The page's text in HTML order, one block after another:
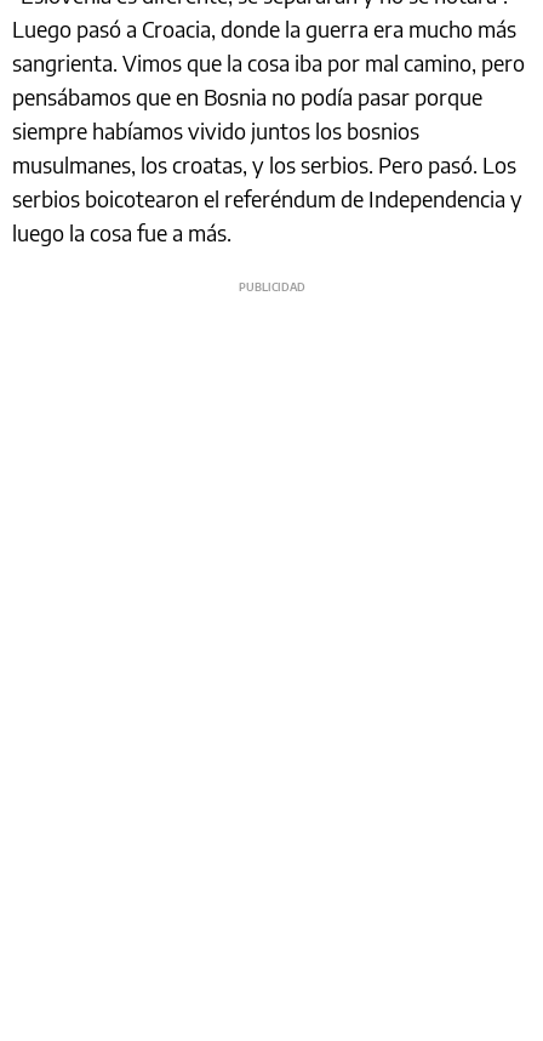
Luego pasó a Croacia, donde la guerra era mucho más
sangrienta. Vimos que la cosa iba por mal camino, pero
pensábamos que en Bosnia no podía pasar porque
siempre habíamos vivido juntos los bosnios
musulmanes, los croatas, y los serbios. Pero pasó. Los
serbios boicotearon el referéndum de Independencia y
luego la cosa fue a más.